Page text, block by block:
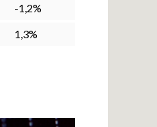
-1,2%
1,3%